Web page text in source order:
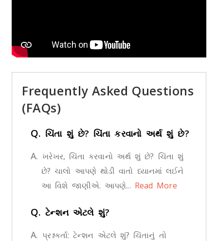
Frequently Asked Questions
(FAQs)
Q. ચિંતા શું છે? ચિંતા કરવાનો અર્થ શું છે?
A.ખરેખર, ચિંતા કરવાનો અર્થ શું છે? ચિંતા શું
છે? ચાલો આપણે થોડી વાતો ધ્યાનમાં લઈને
આ વિશે જાણીએ. આપણે... Read More
Q.ટેન્શન એટલે શું?
A. પ્રશ્નકર્તા: ટેન્શન એટલે શું? ચિંતાનું તો